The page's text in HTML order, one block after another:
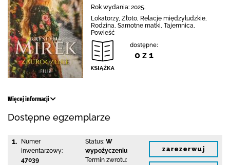
Rok wydania: 2025.
Lokatorzy, Złoto, Relacje międzyludzkie,
Rodzina, Samotne matki, Tajemnica,
Powieść
dostępne:
0 z 1
Więcej informacji
Dostępne egzemplarze
1.
Numer
inwentarzowy:
47039
Status: W
wypożyczeniu
Termin zwrotu:
zarezerwuj